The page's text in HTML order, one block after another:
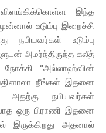
இந்த
உடும்பு இறைச்சி
உடும்பு
அமர்ந்திருந்த கலீத்
“அல்லாஹ்வின்
நீங்கள் இதனை
அதற்கு நபியவர்கள்
ஒரு பிராணி இதனை
இருக்கிறது அதனால்